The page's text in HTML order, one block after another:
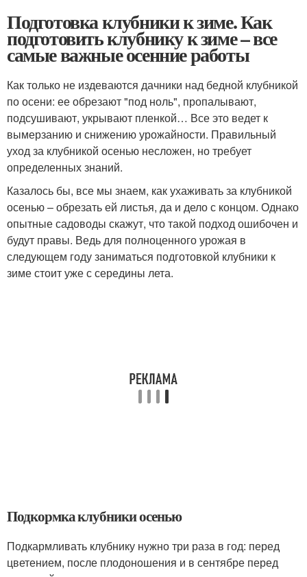
Подготовка клубники к зиме. Как
подготовить клубнику к зиме – все
самые важные осенние работы
Как только не издеваются дачники над бедной клубникой
по осени: ее обрезают "под ноль", пропалывают,
подсушивают, укрывают пленкой… Все это ведет к
вымерзанию и снижению урожайности. Правильный
уход за клубникой осенью несложен, но требует
определенных знаний.
Казалось бы, все мы знаем, как ухаживать за клубникой
осенью – обрезать ей листья, да и дело с концом. Однако
опытные садоводы скажут, что такой подход ошибочен и
будут правы. Ведь для полноценного урожая в
следующем году заниматься подготовкой клубники к
зиме стоит уже с середины лета.
Подкормка клубники осенью
Подкармливать клубнику нужно три раза в год: перед
цветением, после плодоношения и в сентябре перед